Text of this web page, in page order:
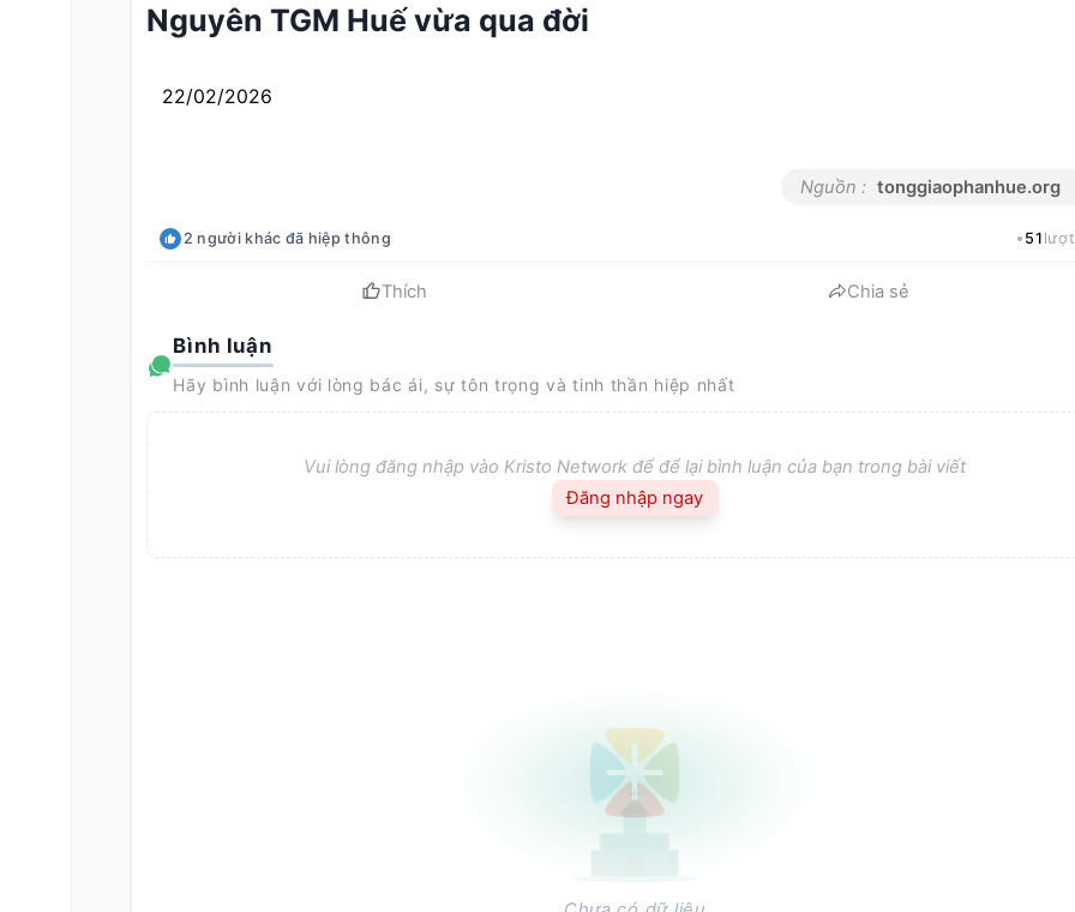
Nguyên TGM Huế vừa qua đời
22/02/2026
Nguồn : tonggiaophanhue.org
2 người khác đã hiệp thông 51
Thích Chia sẻ
Bình luận
Hãy bình luận với lòng bác ái, sự tôn trọng và tinh thần hiệp nhất
Vui lòng đăng nhập vào Kristo Network để để lại bình luận của bạn trong bài viết
Đăng nhập ngay